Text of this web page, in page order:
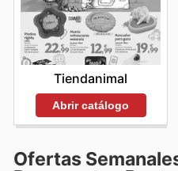
Tiendanimal
Abrir catálogo
Ofertas